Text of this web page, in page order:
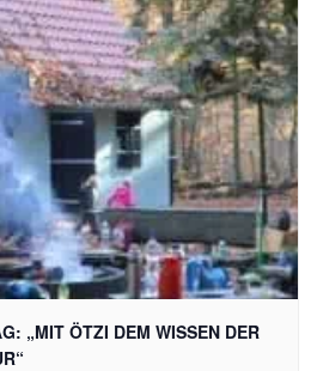
„MIT ÖTZI DEM WISSEN DER